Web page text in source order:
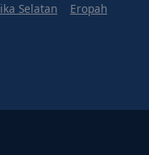
Selatan
Eropah